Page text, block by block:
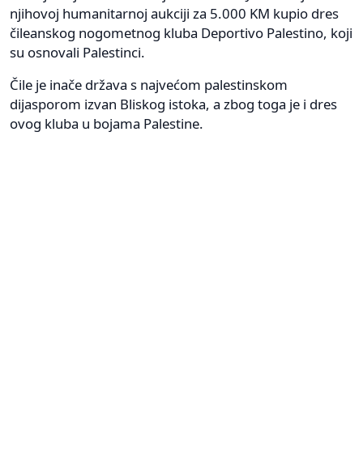
njihovoj humanitarnoj aukciji za 5.000 KM kupio dres
čileanskog nogometnog kluba Deportivo Palestino, koji
su osnovali Palestinci.
Čile je inače država s najvećom palestinskom
dijasporom izvan Bliskog istoka, a zbog toga je i dres
ovog kluba u bojama Palestine.